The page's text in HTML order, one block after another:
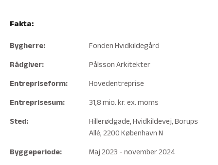
Fakta:
Bygherre:
Fonden Hvidkildegård
Rådgiver:
Pålsson Arkitekter
Entrepriseform:
Hovedentreprise
Entreprisesum:
31,8 mio. kr. ex. moms
Sted:
Hillerødgade, Hvidkildevej, Borups
Allé, 2200 København N
Byggeperiode:
Maj 2023 - november 2024